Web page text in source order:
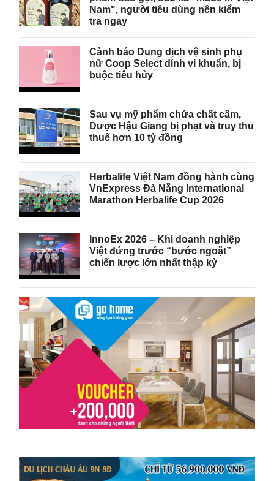
Nam", người tiêu dùng nên kiểm
tra ngay
Cảnh báo Dung dịch vệ sinh phụ
nữ Coop Select dính vi khuẩn, bị
buộc tiêu hủy
Sau vụ mỹ phẩm chứa chất cấm,
Dược Hậu Giang bị phạt và truy thu
thuế hơn 10 tỷ đồng
Herbalife Việt Nam đồng hành cùng
VnExpress Đà Nẵng International
Marathon Herbalife Cup 2026
InnoEx 2026 – Khi doanh nghiệp
Việt đứng trước “bước ngoặt”
chiến lược lớn nhất thập kỷ